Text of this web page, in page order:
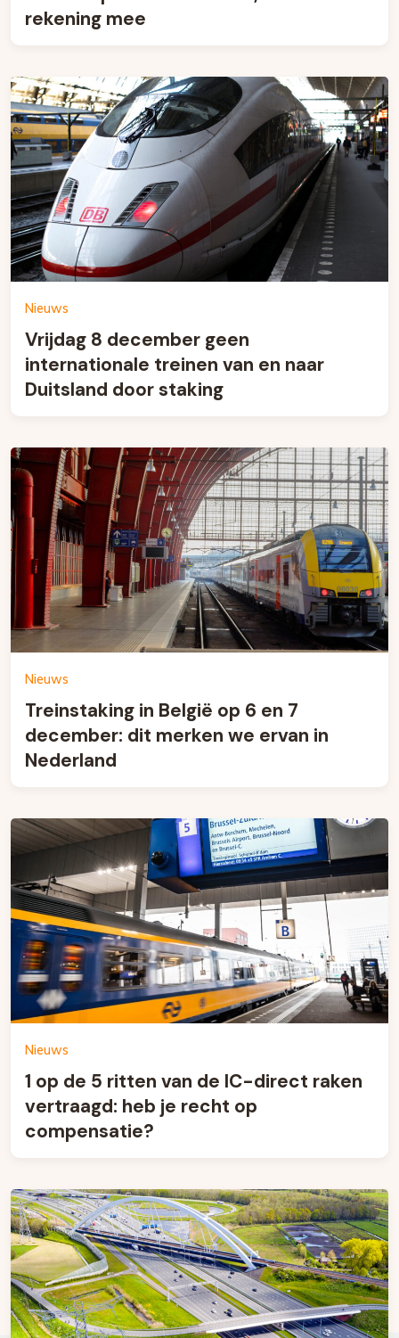
rekening mee
Nieuws
Vrijdag 8 december geen
internationale treinen van en naar
Duitsland door staking
Nieuws
Treinstaking in België op 6 en 7
december: dit merken we ervan in
Nederland
Nieuws
1 op de 5 ritten van de IC-direct raken
vertraagd: heb je recht op
compensatie?